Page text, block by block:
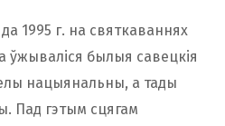
1995 г. на святкаваннях
ўжываліся былыя савецкія
нацыянальны, а тады
Пад гэтым сцягам